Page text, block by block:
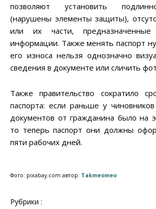
позволяют установить
(нарушены элементы защиты),
или их части,
информации. Также менять паспорт
его износа нельзя однозначно
сведения в документе или сличить
Также правительство сократило
паспорта: если раньше у
документов от гражданина было на
то теперь паспорт они должны
пяти рабочих дней.
Фото: pixabay.com автор: Takmeomeo
Рубрики :